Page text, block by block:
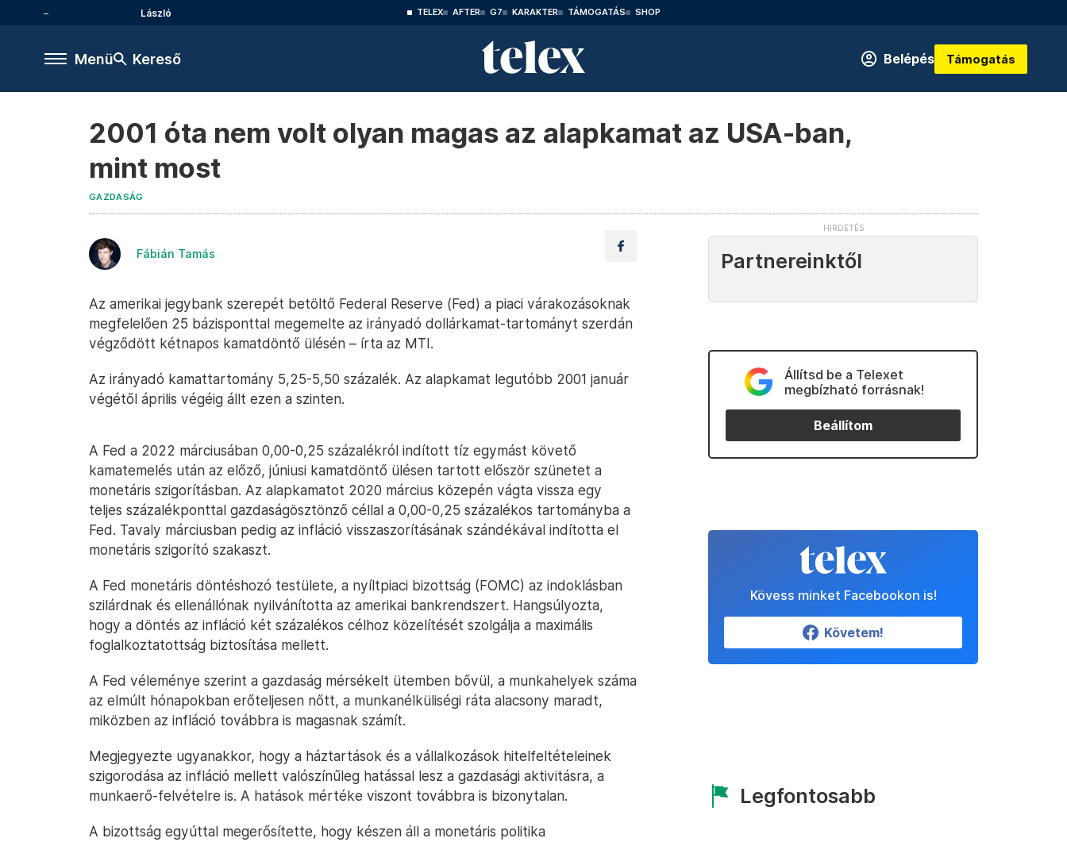
László TELEX AFTER G7 KARAKTER TÁMOGATÁS SHOP
Menü Kereső Belépés Támogatás
2001 óta nem volt olyan magas az alapkamat az USA-ban,
mint most
GAZDASÁG
Fábián Tamás
Az amerikai jegybank szerepét betöltő Federal Reserve (Fed) a piaci várakozásoknak
megfelelően 25 bázisponttal megemelte az irányadó dollárkamat-tartományt szerdán
végződött kétnapos kamatdöntő ülésén – írta az MTI.
Az irányadó kamattartomány 5,25-5,50 százalék. Az alapkamat legutóbb 2001 január
végétől április végéig állt ezen a szinten.
A Fed a 2022 márciusában 0,00-0,25 százalékról indított tíz egymást követő
kamatemelés után az előző, júniusi kamatdöntő ülésen tartott először szünetet a
monetáris szigorításban. Az alapkamatot 2020 március közepén vágta vissza egy
teljes százalékponttal gazdaságösztönző céllal a 0,00-0,25 százalékos tartományba a
Fed. Tavaly márciusban pedig az infláció visszaszorításának szándékával indította el
monetáris szigorító szakaszt.
A Fed monetáris döntéshozó testülete, a nyíltpiaci bizottság (FOMC) az indoklásban
szilárdnak és ellenállónak nyilvánította az amerikai bankrendszert. Hangsúlyozta,
hogy a döntés az infláció két százalékos célhoz közelítését szolgálja a maximális
foglalkoztatottság biztosítása mellett.
A Fed véleménye szerint a gazdaság mérsékelt ütemben bővül, a munkahelyek száma
az elmúlt hónapokban erőteljesen nőtt, a munkanélküliségi ráta alacsony maradt,
miközben az infláció továbbra is magasnak számít.
Megjegyezte ugyanakkor, hogy a háztartások és a vállalkozások hitelfeltételeinek
szigorodása az infláció mellett valószínűleg hatással lesz a gazdasági aktivitásra, a
munkaerő-felvételre is. A hatások mértéke viszont továbbra is bizonytalan.
A bizottság egyúttal megerősítette, hogy készen áll a monetáris politika
Partnereinktől
Állítsd be a Telexet
megbízható forrásnak!
Beállítom
Kövess minket Facebookon is!
Követem!
Legfontosabb